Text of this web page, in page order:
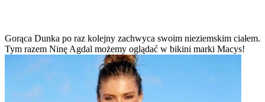
Gorąca Dunka po raz kolejny zachwyca swoim nieziemskim ciałem.
Tym razem Ninę Agdal możemy oglądać w bikini marki Macys!